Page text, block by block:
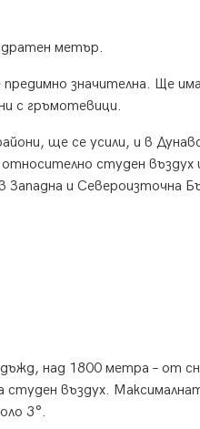
метър.
значителна. Ще
с гръмотевици.
ще се усили, и в
студен въздух
и Североизточна
над 1800 метра – от
студен въздух.
3°.